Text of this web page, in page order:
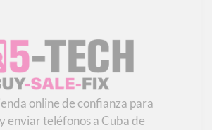
online de confianza para
enviar teléfonos a Cuba de